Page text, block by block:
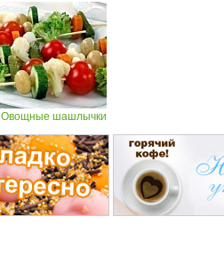
Овощные шашлычки